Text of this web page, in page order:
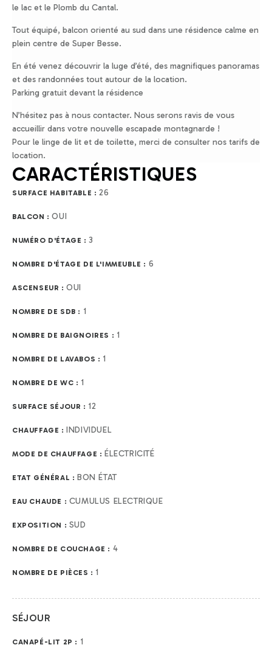
le lac et le Plomb du Cantal.
Tout équipé, balcon orienté au sud dans une résidence calme en
plein centre de Super Besse.
En été venez découvrir la luge d’été, des magnifiques panoramas
et des randonnées tout autour de la location.
Parking gratuit devant la résidence
N’hésitez pas à nous contacter. Nous serons ravis de vous
accueillir dans votre nouvelle escapade montagnarde !
Pour le linge de lit et de toilette, merci de consulter nos tarifs de
location.
CARACTÉRISTIQUES
SURFACE HABITABLE : 26
BALCON :OUI
NUMÉRO D'ÉTAGE :3
NOMBRE D'ÉTAGE DE L'IMMEUBLE : 6
ASCENSEUR :OUI
NOMBRE DE SDB : 1
NOMBRE DE BAIGNOIRES : 1
NOMBRE DE LAVABOS : 1
NOMBRE DE WC : 1
SURFACE SÉJOUR : 12
CHAUFFAGE : INDIVIDUEL
MODE DE CHAUFFAGE : ÉLECTRICITÉ
ETAT GÉNÉRAL : BON ÉTAT
EAU CHAUDE : CUMULUS ELECTRIQUE
EXPOSITION : SUD
NOMBRE DE COUCHAGE : 4
NOMBRE DE PIÈCES : 1
SÉJOUR
CANAPÉ-LIT 2P : 1